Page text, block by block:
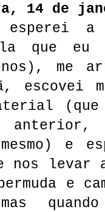
14 de
a
que eu
me
escovei
anterior,
e
nos levar
e